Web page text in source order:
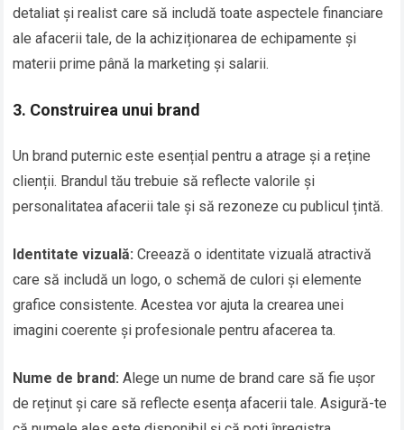
detaliat și realist care să includă toate aspectele financiare
ale afacerii tale, de la achiziționarea de echipamente și
materii prime până la marketing și salarii.
3. Construirea unui brand
Un brand puternic este esențial pentru a atrage și a reține
clienții. Brandul tău trebuie să reflecte valorile și
personalitatea afacerii tale și să rezoneze cu publicul țintă.
Identitate vizuală: Creează o identitate vizuală atractivă
care să includă un logo, o schemă de culori și elemente
grafice consistente. Acestea vor ajuta la crearea unei
imagini coerente și profesionale pentru afacerea ta.
Nume de brand: Alege un nume de brand care să fie ușor
de reținut și care să reflecte esența afacerii tale. Asigură-te